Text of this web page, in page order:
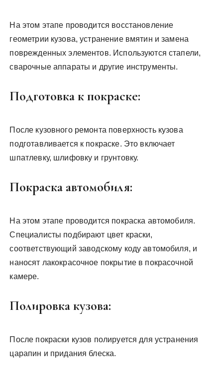
На этом этапе проводится восстановление
геометрии кузова, устранение вмятин и замена
поврежденных элементов. Используются стапели,
сварочные аппараты и другие инструменты.
Подготовка к покраске:
После кузовного ремонта поверхность кузова
подготавливается к покраске. Это включает
шпатлевку, шлифовку и грунтовку.
Покраска автомобиля:
На этом этапе проводится покраска автомобиля.
Специалисты подбирают цвет краски,
соответствующий заводскому коду автомобиля, и
наносят лакокрасочное покрытие в покрасочной
камере.
Полировка кузова:
После покраски кузов полируется для устранения
царапин и придания блеска.